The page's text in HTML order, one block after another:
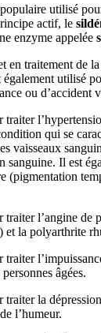
utilisé
actif, le
enzyme appelée
en traitement de
utilisé
ou d’accident
traiter
qui se
vaisseaux
sanguine. Il est
(pigmentation
traiter l’angine de
et la polyarthrite
âgées.
la
l’humeur.